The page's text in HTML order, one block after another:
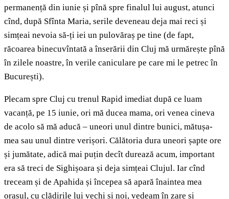
permanență din iunie și pînă spre finalul lui august, atunci
cînd, după Sfînta Maria, serile deveneau deja mai reci și
simțeai nevoia să-ți iei un pulovăraș pe tine (de fapt,
răcoarea binecuvîntată a înserării din Cluj mă urmărește pînă
în zilele noastre, în verile caniculare pe care mi le petrec în
București).
Plecam spre Cluj cu trenul Rapid imediat după ce luam
vacanță, pe 15 iunie, ori mă ducea mama, ori venea cineva
de acolo să mă aducă – uneori unul dintre bunici, mătușa-
mea sau unul dintre verișori. Călătoria dura uneori șapte ore
și jumătate, adică mai puțin decît durează acum, important
era să treci de Sighișoara și deja simțeai Clujul. Iar cînd
treceam și de Apahida și începea să apară înaintea mea
orașul, cu clădirile lui vechi și noi, vedeam în zare și